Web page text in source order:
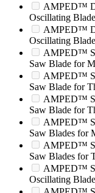
2550(0)
2600(0)
2650(0)
2650T (0)
2700(0)
280(0)
280XP(0)
2890(0)
2890SP(0)
290(0)
2900T(0)
2900T
30/36(0)
300/45(0)
3100(0)
3400T(0)
AMPED™
Oscillating
AMPED™
Oscillating
AMPED™
Saw Blade for
AMPED™
Saw Blade for
AMPED™
Saw Blade for
AMPED™
Saw Blades for
AMPED™
Saw Blades for
AMPED™
Oscillating